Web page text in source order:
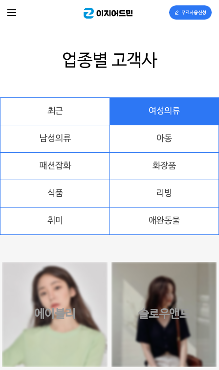
업종별 고객사
최근 여성의류
남성의류 아동
패션잡화 화장품
식품 리빙
취미 애완동물
에이블리 슬로우앤드